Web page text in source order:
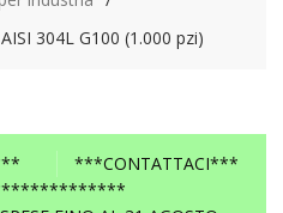
304L G100 (1.000 pzi)
***CONTATTACI***